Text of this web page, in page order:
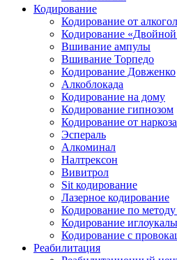
Кодирование
Кодирование от
Кодирование «Двойной
Вшивание ампулы
Вшивание Торпедо
Кодирование Довженко
Алкоблокада
Кодирование на дому
Кодирование гипнозом
Кодирование от
Эспераль
Алкоминал
Налтрексон
Вивитрол
Sit кодирование
Лазерное кодирование
Кодирование по
Кодирование
Кодирование с
Реабилитация